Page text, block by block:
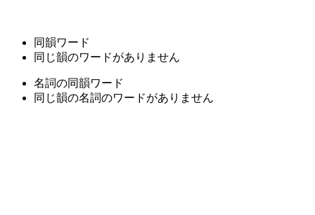
同韻ワード
同じ韻のワードがありません
名詞の同韻ワード
同じ韻の名詞のワードがありません